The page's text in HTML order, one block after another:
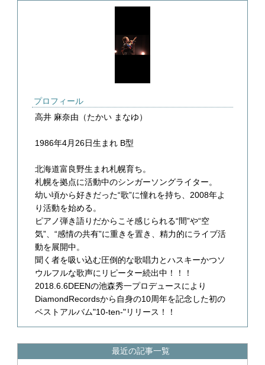
プロフィール
高井 麻奈由（たかい まなゆ）
1986年4月26日生まれ B型
北海道富良野生まれ札幌育ち。
札幌を拠点に活動中のシンガーソングライター。
幼い頃から好きだった“歌”に憧れを持ち、2008年よ
り活動を始める。
ピアノ弾き語りだからこそ感じられる“間”や“空
気”、“感情の共有”に重きを置き、精力的にライブ活
動を展開中。
聞く者を吸い込む圧倒的な歌唱力とハスキーかつソ
ウルフルな歌声にリピーター続出中！！！
2018.6.6DEENの池森秀一プロデュースにより
DiamondRecordsから自身の10周年を記念した初の
ベストアルバム"10-ten-"リリース！！
最近の記事一覧